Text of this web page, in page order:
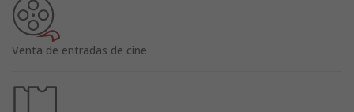
Venta de entradas de cine